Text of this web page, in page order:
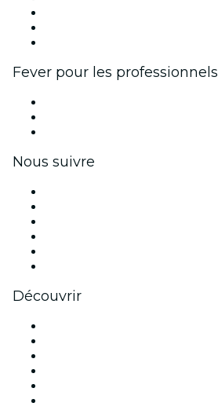
Fever pour les professionnels
Nous suivre
Découvrir